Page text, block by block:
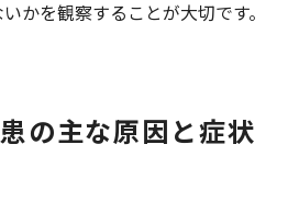
かを観察することが大切です。
の主な原因と症状